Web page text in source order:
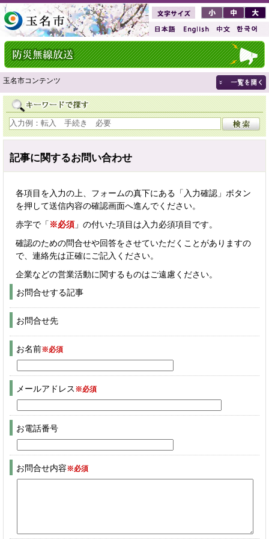
玉名市コンテンツ
記事に関するお問い合わせ
各項目を入力の上、フォームの真下にある「入力確認」ボタン
を押して送信内容の確認画面へ進んでください。
赤字で「 ※必須 」の付いた項目は入力必須項目です。
確認のための問合せや回答をさせていただくことがありますの
で、連絡先は正確にご記入ください。
企業などの営業活動に関するものはご遠慮ください。
お問合せする記事
お問合せ先
お名前※必須
メールアドレス ※必須
お電話番号
お問合せ内容※必須